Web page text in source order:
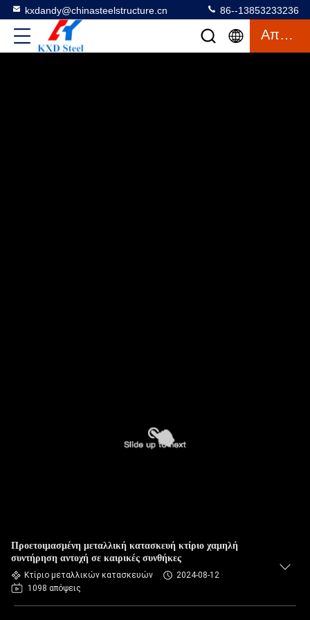
kxdandy@chinasteelstructure.cn 86--13853233236
Απόσπασμα
Προετοιμασμένη μεταλλική κατασκευή κτίριο χαμηλή
συντήρηση αντοχή σε καιρικές συνθήκες
Κτίριο μεταλλικών κατασκευών
2024-08-12
1098 απόψεις